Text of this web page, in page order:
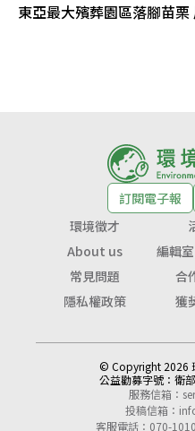
東亞最大殯葬園區落腳苗栗
訂閱電子報
環境徵才
About us
編輯
常見問題
合
隱私權政策
獲
© Copyright 2026
公益勸募字號： 衛
服務信箱：
投稿信箱：
客服電話：070-